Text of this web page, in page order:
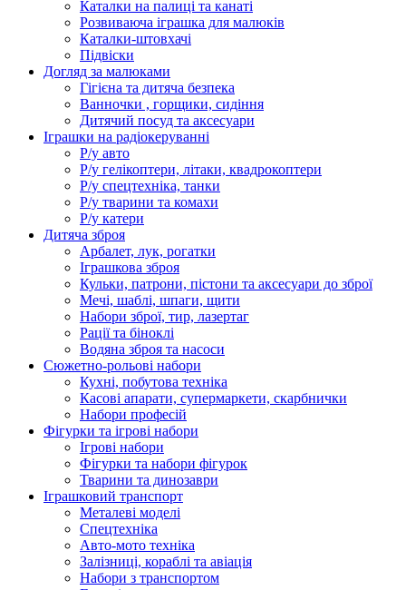
Каталки на палиці та канаті
Розвиваюча іграшка для малюків
Каталки-штовхачі
Підвіски
Догляд за малюками
Гігієна та дитяча безпека
Ванночки , горщики, сидіння
Дитячий посуд та аксесуари
Іграшки на радіокеруванні
Р/у авто
Р/у гелікоптери, літаки, квадрокоптери
Р/у спецтехніка, танки
Р/у тварини та комахи
Р/у катери
Дитяча зброя
Арбалет, лук, рогатки
Іграшкова зброя
Кульки, патрони, пістони та аксесуари до зброї
Мечі, шаблі, шпаги, щити
Набори зброї, тир, лазертаг
Рації та біноклі
Водяна зброя та насоси
Сюжетно-рольові набори
Кухні, побутова техніка
Касові апарати, супермаркети, скарбнички
Набори професій
Фігурки та ігрові набори
Ігрові набори
Фігурки та набори фігурок
Тварини та динозаври
Іграшковий транспорт
Металеві моделі
Спецтехніка
Авто-мото техніка
Залізниці, кораблі та авіація
Набори з транспортом